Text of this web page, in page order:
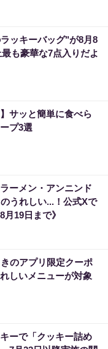
い。
ッキーバッグ"が8月8
も豪華な7点入りだよ
サッと簡単に食べら
プ3選
ーメン・アンニンド
うれしい...！公式Xで
19日まで》
のアプリ限定クーポ
しいメニューが対象
ーで「クッキー詰め